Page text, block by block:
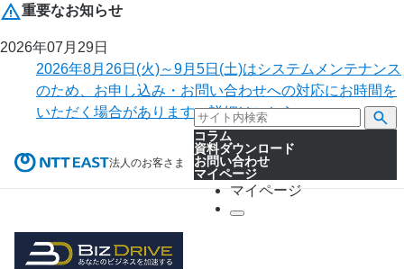
重要なお知らせ
2026年07月29日
2026年8月26日(火)～9月5日(土)はシステムメンテナンス
のため、お申し込み・お問い合わせへの対応にお時間を
いただく場合があります。詳細はこちら。
法人のお客さま
コラム
資料ダウンロード
お問い合わせ
マイページ
マイページ